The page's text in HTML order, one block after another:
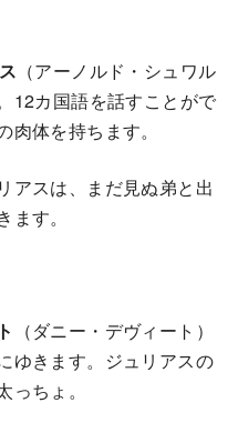
（アーノルド・シュワル
12カ国語を話すことがで
体を持ちます。
アスは、まだ見ぬ弟と出
す。
（ダニー・デヴィート）
ゆきます。ジュリアスの
ちょ。